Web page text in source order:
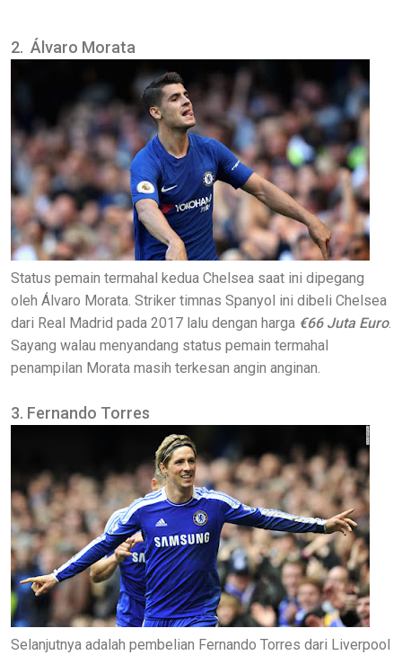
2. Álvaro Morata
Status pemain termahal kedua Chelsea saat ini dipegang
oleh Álvaro Morata. Striker timnas Spanyol ini dibeli Chelsea
dari Real Madrid pada 2017 lalu dengan harga €66 Juta Euro.
Sayang walau menyandang status pemain termahal
penampilan Morata masih terkesan angin anginan.
3. Fernando Torres
Selanjutnya adalah pembelian Fernando Torres dari Liverpool